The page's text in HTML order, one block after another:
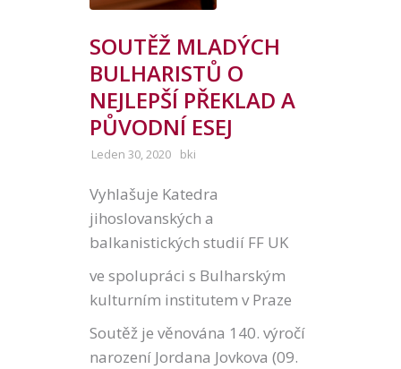
SOUTĚŽ MLADÝCH
BULHARISTŮ O
NEJLEPŠÍ PŘEKLAD A
PŮVODNÍ ESEJ
Leden 30, 2020 bki
Vyhlašuje Katedra
jihoslovanských a
balkanistických studií FF UK
ve spolupráci s Bulharským
kulturním institutem v Praze
Soutěž je věnována 140. výročí
narození Jordana Jovkova (09.